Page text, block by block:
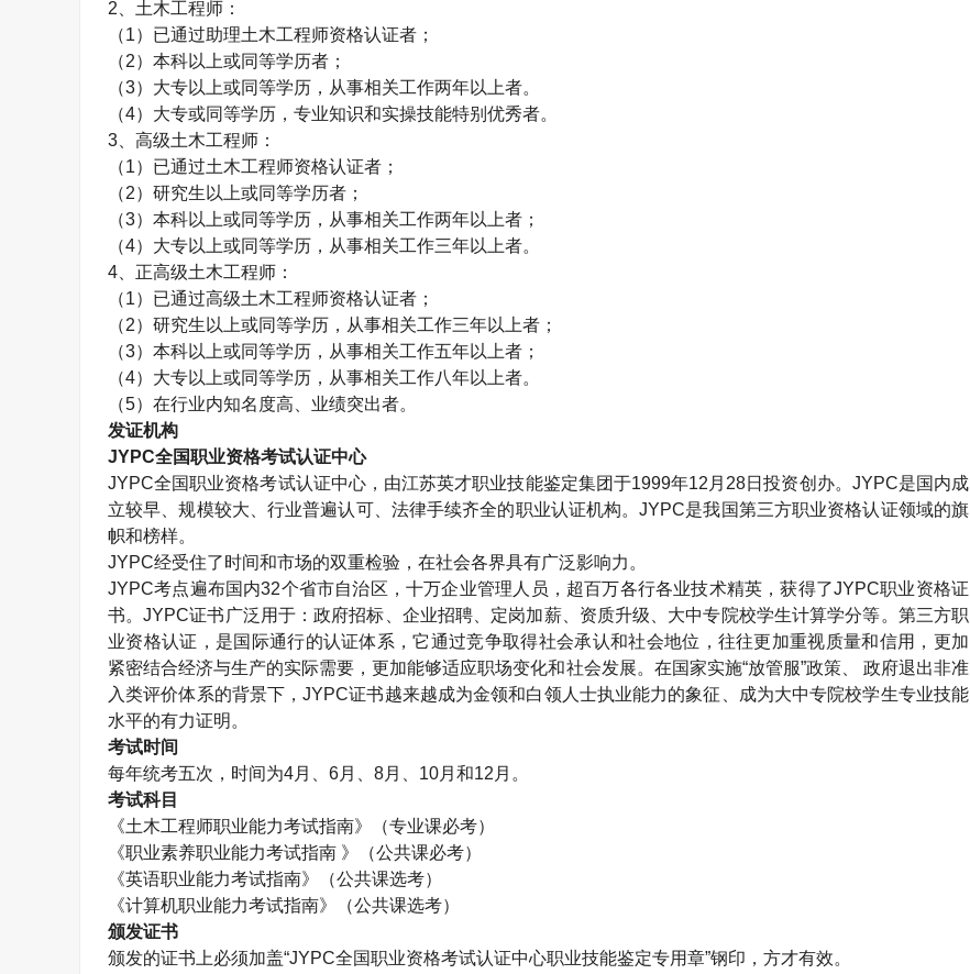
2、 土木工程师 ：
（1）已通过助理土木工程师资格认证者；
（2）本科以上或同等学历者；
（3）大专以上或同等学历，从事相关工作两年以上者。
（4）大专或同等学历，专业知识和实操技能特别优秀者。
3、高级土木工程师 ：
（1）已通过土木工程师资格认证者；
（2）研究生以上或同等学历者；
（3）本科以上或同等学历，从事相关工作两年以上者；
（4）大专以上或同等学历，从事相关工作三年以上者。
4、正高级土木工程师 ：
（1）已通过高级土木工程师资格认证者；
（2）研究生以上或同等学历，从事相关工作三年以上者；
（3）本科以上或同等学历，从事相关工作五年以上者；
（4）大专以上或同等学历，从事相关工作八年以上者。
（5）在行业内知名度高、业绩突出者。
发证机构
JYPC全国职业资格考试认证中心
JYPC全国职业资格考试认证中心，由江苏英才职业技能鉴定集团于1999年12月28日投资创办。JYPC是国内成
立较早、规模较大、行业普遍认可、法律手续齐全的职业认证机构。JYPC是我国第三方职业资格认证领域的旗
帜和榜样。
JYPC经受住了时间和市场的双重检验，在社会各界具有广泛影响力。
JYPC考点遍布国内32个省市自治区，十万企业管理人员，超百万各行各业技术精英，获得了JYPC职业资格证
书。JYPC证书广泛用于：政府招标、企业招聘、定岗加薪、资质升级、大中专院校学生计算学分等。第三方职
业资格认证，是国际通行的认证体系，它通过竞争取得社会承认和社会地位，往往更加重视质量和信用，更加
紧密结合经济与生产的实际需要，更加能够适应职场变化和社会发展。在国家实施“放管服”政策、 政府退出非准
入类评价体系的背景下，JYPC证书越来越成为金领和白领人士执业能力的象征、成为大中专院校学生专业技能
水平的有力证明。
考试时间
每年统考五次，时间为4月、6月、8月、10月和12月。
考试科目
《土木工程师职业能力考试指南》（专业课必考）
《职业素养职业能力考试指南 》（公共课必考）
《英语职业能力考试指南》（公共课选考）
《计算机职业能力考试指南》（公共课选考）
颁发证书
颁发的证书上必须加盖“JYPC全国职业资格考试认证中心职业技能鉴定专用章”钢印，方才有效。